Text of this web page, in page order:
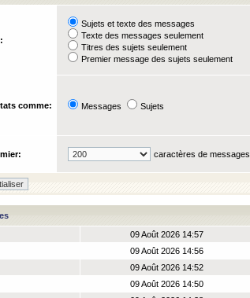
Sujets et texte des messages
Texte des messages seulement
Titres des sujets seulement
Premier message des sujets seulement
comme: Messages Sujets
caractères de messages
09 Août 2026 14:57
09 Août 2026 14:56
09 Août 2026 14:52
09 Août 2026 14:50